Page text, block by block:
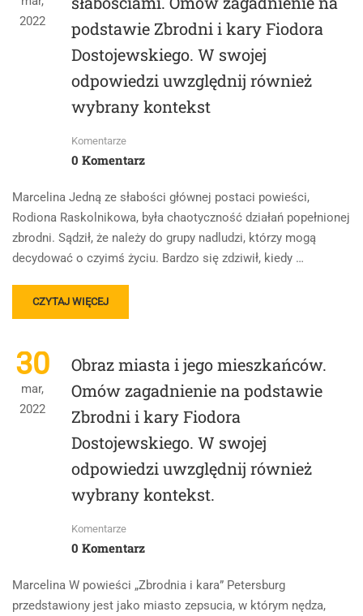
TCHÓRZOSTWA.
ZAGADNIENIE
PODSTAWIE
POTOPU
SIENKIEWICZA.
UWZGLĘDNIJ
RÓWNIEŻ
WYBRANY
KONTEKST.
2022
podstawie Zbrodni i kary Fiodora
Dostojewskiego. W swojej
odpowiedzi uwzględnij również
wybrany kontekst
Komentarze
0 Komentarz
Marcelina Jedną ze słabości głównej postaci powieści,
Rodiona Raskolnikowa, była chaotyczność działań popełnionej
zbrodni. Sądził, że należy do grupy nadludzi, którzy mogą
decydować o czyimś życiu. Bardzo się zdziwił, kiedy …
READ
MORE
WALKA
CZŁOWIEKA
SWOIMI
SŁABOŚCIAMI.
ZAGADNIENIE
PODSTAWIE
ZBRODNI
FIODORA
SWOJEJ
ODPOWIEDZI
CZYTAJ WIĘCEJ
30
mar,
2022
Obraz miasta i jego mieszkańców.
Omów zagadnienie na podstawie
Zbrodni i kary Fiodora
Dostojewskiego. W swojej
odpowiedzi uwzględnij również
wybrany kontekst.
Komentarze
0 Komentarz
Marcelina W powieści „Zbrodnia i kara” Petersburg
przedstawiony jest jako miasto zepsucia, w którym nędza,